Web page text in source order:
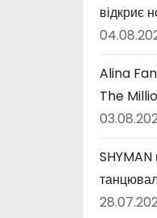
відкриє
Alina
The